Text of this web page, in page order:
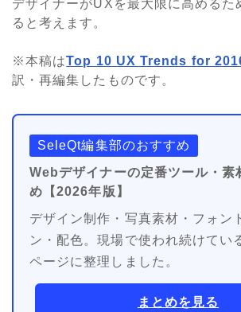
デザイナーがUXを最大限に高めるた
ると考えます。
※本稿はTop 10 UX Trends for
訳・再編集したものです。
SeleQt編集部のおすすめ
Webデザイナーの定番ツール・素
め【2026年版】
デザイン制作・写真素材・フォン
ン・配色。現場で使われ続けてい
ページに整理しました。
まとめを見る